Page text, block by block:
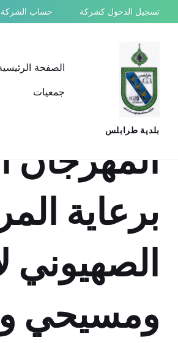
content
main
footer
تسجيل الدخول كشركة حساب الشركة
بلدية طرابلس
الصفحة
جمعيات
المهرجان
برعاية
الصهيوني
ومسيحي